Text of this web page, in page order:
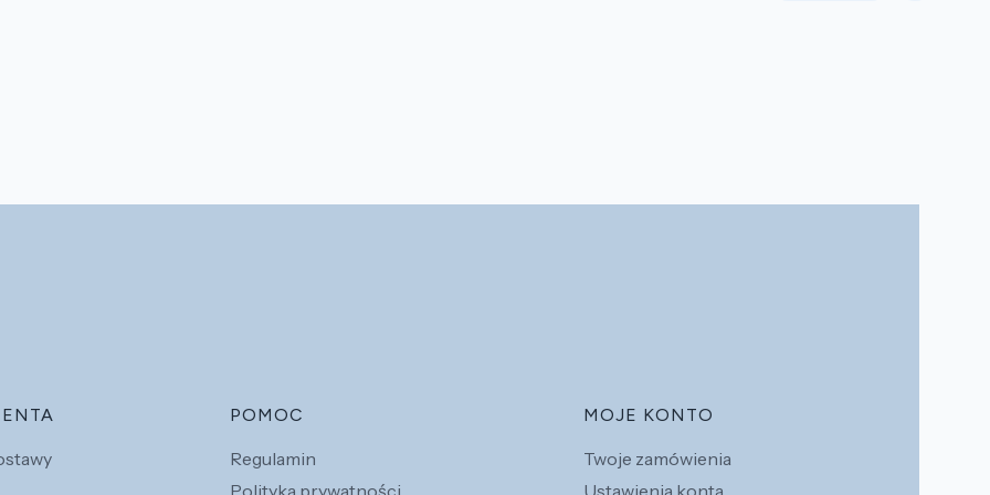
POMOC
Regulamin
Polityka prywatności
MOJE KONTO
Twoje zamówienia
Ustawienia konta